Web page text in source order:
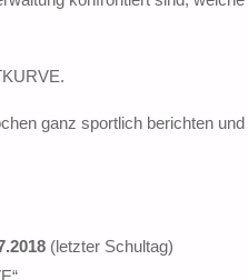
ganz sportlich berichten
(letzter Schultag)